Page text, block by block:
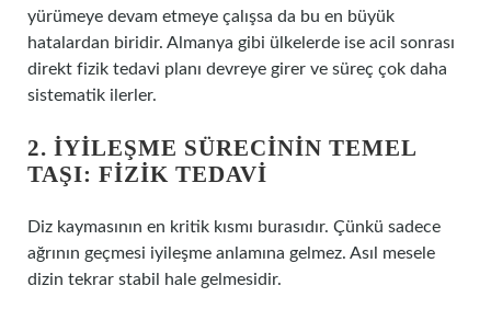
yürümeye devam etmeye çalışsa da bu en büyük
hatalardan biridir. Almanya gibi ülkelerde ise acil sonrası
direkt fizik tedavi planı devreye girer ve süreç çok daha
sistematik ilerler.
2. İYILEŞME SÜRECININ TEMEL
TAŞI: FIZIK TEDAVI
Diz kaymasının en kritik kısmı burasıdır. Çünkü sadece
ağrının geçmesi iyileşme anlamına gelmez. Asıl mesele
dizin tekrar stabil hale gelmesidir.